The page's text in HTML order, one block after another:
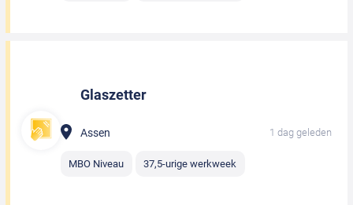
Glaszetter
Assen 1 dag geleden
MBO Niveau 37,5-urige werkweek